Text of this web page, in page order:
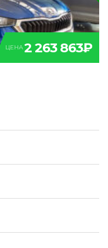
ЦЕНА2 263 863₽